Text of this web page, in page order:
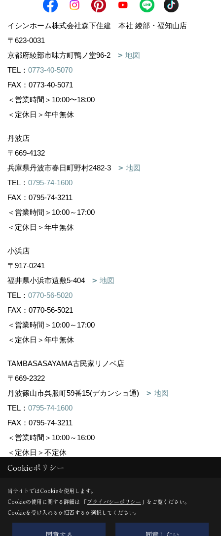
イシンホーム株式会社森下住建 本社 綾部・福知山店
〒623-0031
京都府綾部市味方町鴨ノ堂96-2
地図
TEL： 0773-40-5070
FAX：0773-40-5071
＜営業時間＞10:00〜18:00
＜定休日＞年中無休
丹波店
〒669-4132
兵庫県丹波市春日町野村2482-3
地図
TEL： 0795-74-1600
FAX：0795-74-3211
＜営業時間＞10:00～17:00
＜定休日＞年中無休
小浜店
〒917-0241
福井県小浜市遠敷5-404
地図
TEL： 0770-56-5020
FAX：0770-56-5021
＜営業時間＞10:00～17:00
＜定休日＞年中無休
TAMBASASAYAMA古民家リノベ店
〒669-2322
丹波篠山市呉服町59番15(デカンショ通)
地図
TEL： 0795-74-1600
FAX：0795-74-3211
＜営業時間＞10:00～16:00
＜定休日＞不定休
Copyright (c) 株式会社森下住建. All Rights Reserved.
Produced byゴデスクリエイト
Cookieポリシー
当サイトではCookieを使用します。
Cookieの使用に関する詳細は 「プライバシーポリシー 」をご覧ください。
Cookieを受け入れるか拒否するか選択してください。